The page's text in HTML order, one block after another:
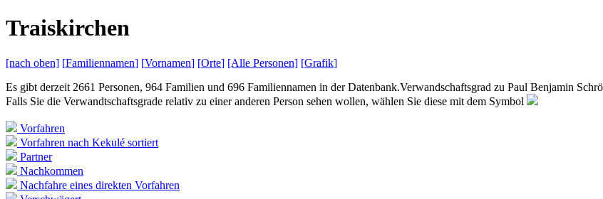
Traiskirchen
[nach oben] [Familiennamen] [Vornamen] [Orte] [Alle Personen] [Grafik]
Es gibt derzeit 2661 Personen, 964 Familien und 696 Familiennamen in der Datenbank.Verwandschaftsgrad zu Paul Benjamin
Falls Sie die Verwandtschaftsgrade relativ zu einer anderen Person sehen wollen, wählen Sie diese mit dem Symbol
Vorfahren
Vorfahren nach Kekulé sortiert
Partner
Nachkommen
Nachfahre eines direkten Vorfahren